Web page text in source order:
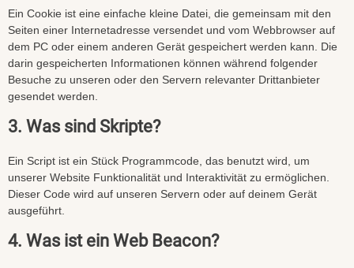
Ein Cookie ist eine einfache kleine Datei, die gemeinsam mit den
Seiten einer Internetadresse versendet und vom Webbrowser auf
dem PC oder einem anderen Gerät gespeichert werden kann. Die
darin gespeicherten Informationen können während folgender
Besuche zu unseren oder den Servern relevanter Drittanbieter
gesendet werden.
3. Was sind Skripte?
Ein Script ist ein Stück Programmcode, das benutzt wird, um
unserer Website Funktionalität und Interaktivität zu ermöglichen.
Dieser Code wird auf unseren Servern oder auf deinem Gerät
ausgeführt.
4. Was ist ein Web Beacon?